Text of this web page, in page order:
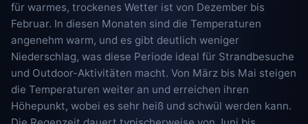
für warmes, trockenes Wetter ist von Dezember bis
Februar. In diesen Monaten sind die Temperaturen
angenehm warm, und es gibt deutlich weniger
Niederschlag, was diese Periode ideal für Strandbesuche
und Outdoor-Aktivitäten macht. Von März bis Mai steigen
die Temperaturen weiter an und erreichen ihren
Höhepunkt, wobei es sehr heiß und schwül werden kann.